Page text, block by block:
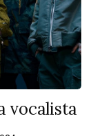
vocalista